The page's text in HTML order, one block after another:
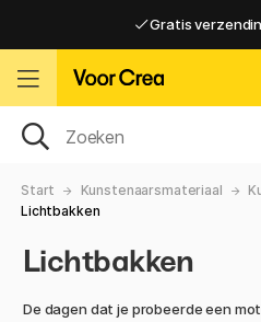
Gratis
Gratis
Start Kunstenaarsmateriaal
Lichtbakken
Lichtbakken
De dagen dat je probeerde een